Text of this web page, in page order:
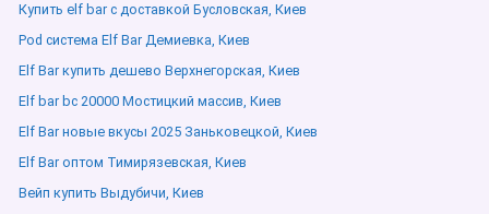
Купить elf bar с доставкой Бусловская, Киев
Pod система Elf Bar Демиевка, Киев
Elf Bar купить дешево Верхнегорская, Киев
Elf bar bc 20000 Мостицкий массив, Киев
Elf Bar новые вкусы 2025 Заньковецкой, Киев
Elf Bar оптом Тимирязевская, Киев
Вейп купить Выдубичи, Киев